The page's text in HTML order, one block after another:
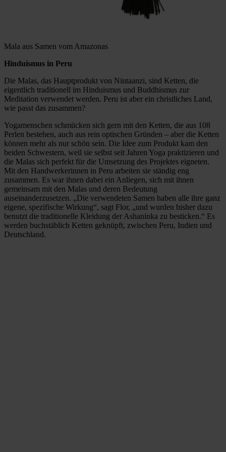
Mala aus Samen vom Amazonas
Hinduismus in Peru
Die Malas, das Hauptprodukt von Nintaanzi, sind Ketten, die
eigentlich traditionell im Hinduismus und Buddhismus zur
Meditation verwendet werden. Peru ist aber ein christliches Land,
wie passt das zusammen?
Yogamenschen schmücken sich gern mit den Ketten, die aus 108
Perlen bestehen, auch aus rein optischen Gründen – aber die Ketten
können mehr als nur schön sein. Die Idee zum Produkt kam den
beiden Schwestern, weil sie selbst seit Jahren Yoga praktizieren und
die Malas sich perfekt für die Umsetzung des Projektes eigneten.
Mit den Handwerkerinnen in Peru arbeiten sie ständig eng
zusammen. Es war ihnen dabei ein Anliegen, sich mit ihnen
gemeinsam mit den Malas und deren Bedeutung
auseinanderzusetzen. „Die verwendeten Samen haben alle ihre ganz
eigene, spezifische Wirkung“, sagt Flor, „und wurden bisher dazu
benutzt die traditionelle Kleidung der Ashaninka zu besticken.“ Es
werden buchstäblich Ketten geknüpft, zwischen Peru, Indien und
Deutschland.